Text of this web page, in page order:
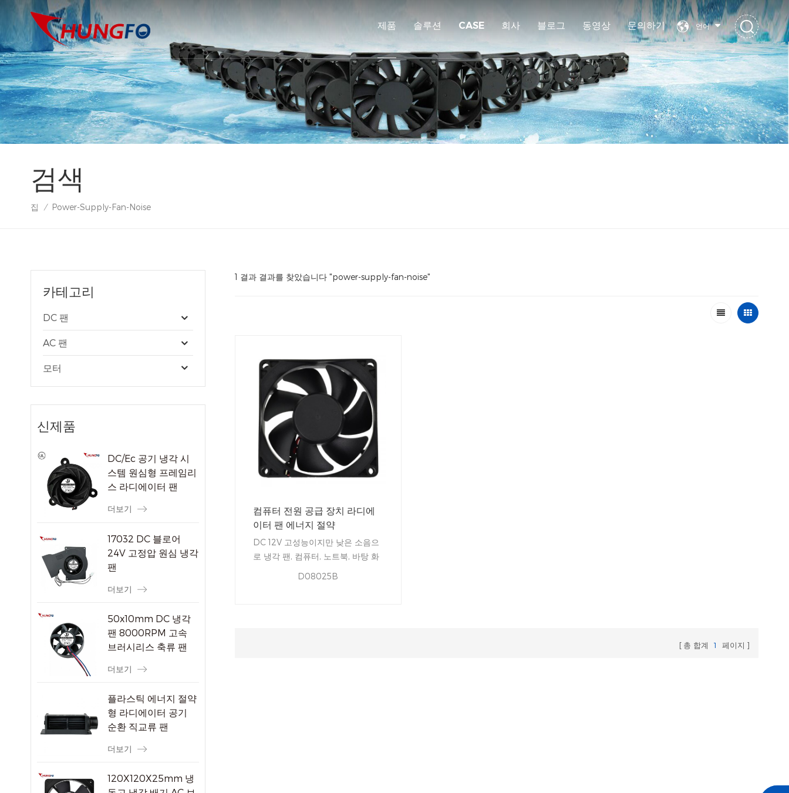
언어
제품 솔루션 CASE 회사 블로그 동영상 문의하기
검색
집 / Power-Supply-Fan-Noise
카테고리
DC 팬
AC 팬
모터
신제품
DC/Ec 공기 냉각 시
스템 원심형 프레임리
스 라디에이터 팬
더보기
17032 DC 블로어
24V 고정압 원심 냉각
팬
더보기
50x10mm DC 냉각
팬 8000RPM 고속
브러시리스 축류 팬
더보기
플라스틱 에너지 절약
형 라디에이터 공기
순환 직교류 팬
더보기
120X120X25mm 냉
1 결과 결과를 찾았습니다 "power-supply-fan-noise"
컴퓨터 전원 공급 장치 라디에
이터 팬 에너지 절약
DC 12V 고성능이지만 낮은 소음으
로 냉각 팬, 컴퓨터, 노트북, 바탕 화
D08025B
총 합계 1 페이지